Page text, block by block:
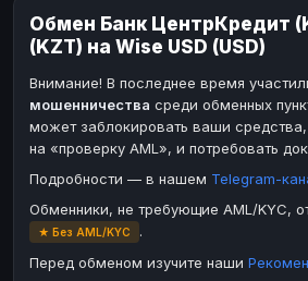
BinanceCoin BEP20
Ether Classic
SOL
Ripple XRP
Ether
Ripple
Paxum USD
Perfect Money
Payoneer USD
Paxum
Обмен Банк ЦентрКредит
(KZT) на Wise USD (USD)
Внимание! В последнее время
мошенничества среди обменных
может заблокировать ваши
на «проверку AML», и потребовать
Подробности — в нашем Telegram-
Обменники, не требующие AML/KYC,
★ Без AML/KYC
.
Перед обменом изучите наши